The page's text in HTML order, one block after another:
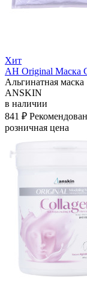
Хит
АН Original Маска
Альгинатная маска
ANSKIN
в наличии
841 ₽
розничная цена